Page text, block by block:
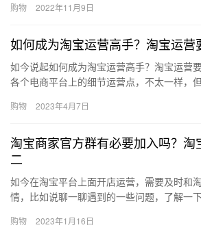
家整理…
购物 2022年11月9日
如何成为淘宝运营高手？淘宝运营
如今说起如何成为淘宝运营高手？淘宝运营
各个电商平台上的细节运营点，不太一样，
绕…
购物 2023年4月7日
淘宝商家官方群有必要加入吗？
二
如今在淘宝平台上面开店运营，需要及时和
情，比如说聊一聊遇到的一些问题，了解一
加入吗？淘…
购物 2023年1月16日